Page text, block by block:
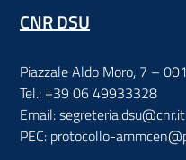
CNR DSU
Piazzale Aldo Moro, 7 –
Tel.: +39 06 49933328
Email: segreteria.dsu@cnr.it
PEC: protocollo-